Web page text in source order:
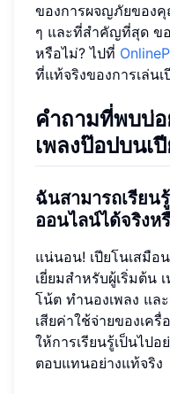
ของการผจญภัยของคุ
ๆ และที่สำคัญที่สุด ข
หรือไม่? ไปที่
ที่แท้จริงของการเล่น
คำถามที่พบบ่อ
เพลงป๊อปบนเ
ฉันสามารถเรียน
ออนไลน์ได้จริงห
แน่นอน! เปียโนเสมือ
เยี่ยมสำหรับผู้เริ่มต้น
โน้ต ทำนองเพลง แล
เสียค่าใช้จ่ายของเค
ให้การเรียนรู้เป็นไป
ตอบแทนอย่างแท้จริง